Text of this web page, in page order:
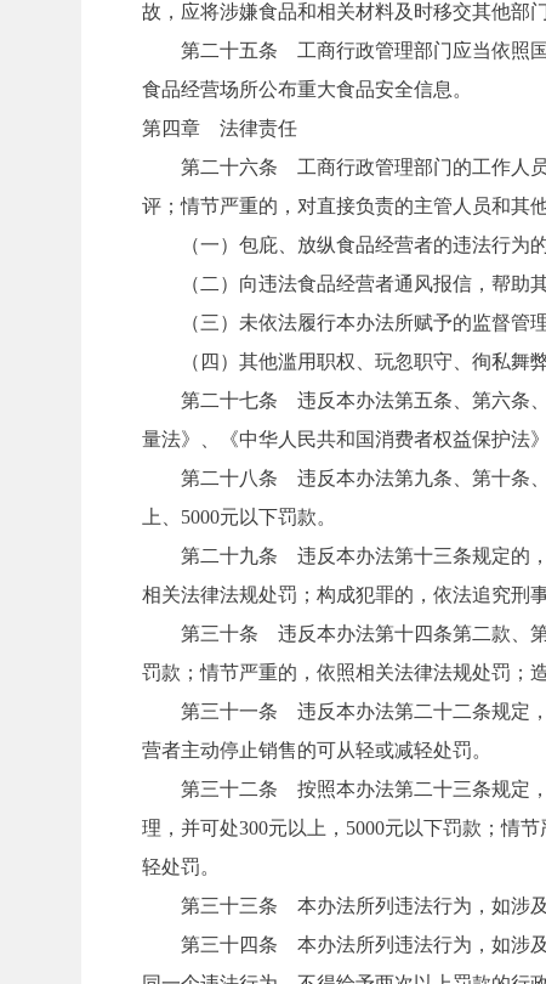
故，应将涉嫌食品和相关材料及时移交其他部门
第二十五条 工商行政管理部门应当依照国
食品经营场所公布重大食品安全信息。
第四章 法律责任
第二十六条 工商行政管理部门的工作人员
评；情节严重的，对直接负责的主管人员和其
（一）包庇、放纵食品经营者的违法行为的
（二）向违法食品经营者通风报信，帮助其
（三）未依法履行本办法所赋予的监督管理
（四）其他滥用职权、玩忽职守、徇私舞弊
第二十七条 违反本办法第五条、第六条、
量法》、《中华人民共和国消费者权益保护法
第二十八条 违反本办法第九条、第十条、
上、5000元以下罚款。
第二十九条 违反本办法第十三条规定的，
相关法律法规处罚；构成犯罪的，依法追究刑事
第三十条 违反本办法第十四条第二款、第
罚款；情节严重的，依照相关法律法规处罚；
第三十一条 违反本办法第二十二条规定，
营者主动停止销售的可从轻或减轻处罚。
第三十二条 按照本办法第二十三条规定，
理，并可处300元以上，5000元以下罚款；情
轻处罚。
第三十三条 本办法所列违法行为，如涉及
第三十四条 本办法所列违法行为，如涉及